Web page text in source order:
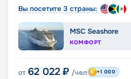
Вы посетите 3 страны:
MSC Seashore
КОМФОРТ
от 62 022 ₽ /чел +1 000